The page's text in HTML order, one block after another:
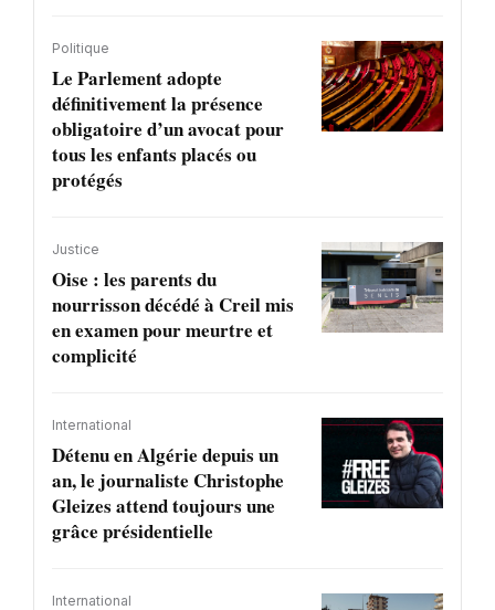
Politique
Le Parlement adopte
définitivement la présence
obligatoire d’un avocat pour
tous les enfants placés ou
protégés
Justice
Oise : les parents du
nourrisson décédé à Creil mis
en examen pour meurtre et
complicité
International
Détenu en Algérie depuis un
an, le journaliste Christophe
Gleizes attend toujours une
grâce présidentielle
International